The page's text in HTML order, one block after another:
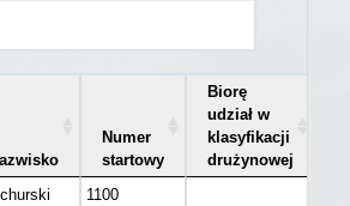
Numer
startowy
Biorę
udział w
klasyfikacji
drużynowej
1100